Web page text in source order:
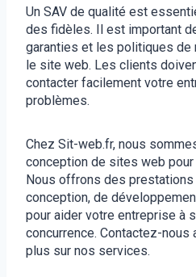
Un SAV de qualité est
des fidèles. Il est important
garanties et les politiques de
le site web. Les clients
contacter facilement votre
problèmes.
Chez Sit-web.fr, nous
conception de sites web
Nous offrons des
conception, de
pour aider votre entreprise à
concurrence. Contactez-nous
plus sur nos services.